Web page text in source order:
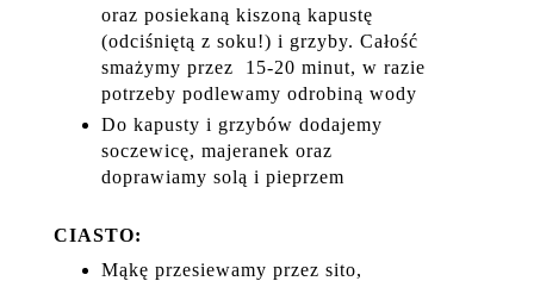
oraz posiekaną kiszoną kapustę
(odciśniętą z soku!) i grzyby. Całość
smażymy przez 15-20 minut, w razie
potrzeby podlewamy odrobiną wody
Do kapusty i grzybów dodajemy
soczewicę, majeranek oraz
doprawiamy solą i pieprzem
CIASTO:
Mąkę przesiewamy przez sito,